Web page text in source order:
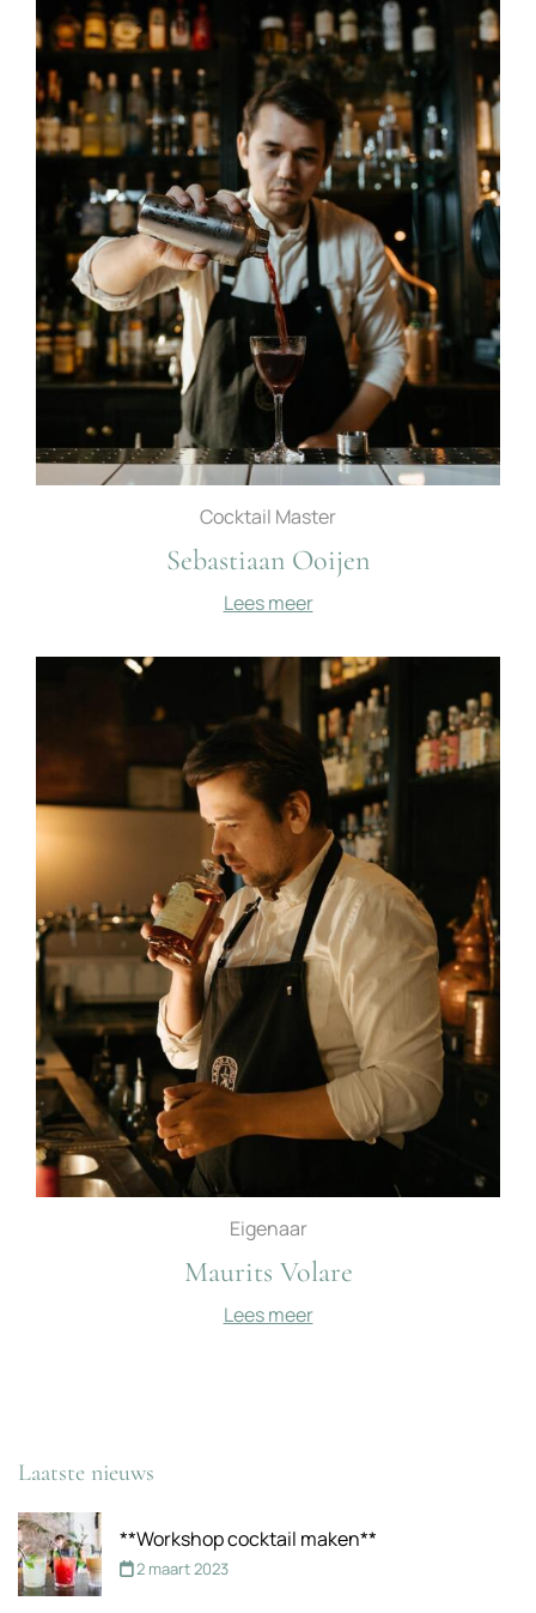
Cocktail Master
Sebastiaan Ooijen
Lees meer
Eigenaar
Maurits Volare
Lees meer
Laatste nieuws
**Workshop cocktail maken**
2 maart 2023